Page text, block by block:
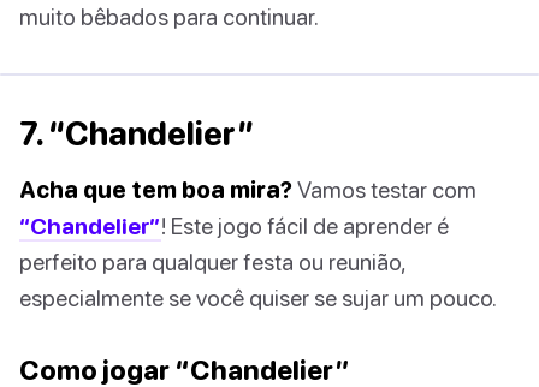
muito bêbados para continuar.
7. “Chandelier”
Acha que tem boa mira?Vamos testar com
“Chandelier”! Este jogo fácil de aprender é
perfeito para qualquer festa ou reunião,
especialmente se você quiser se sujar um pouco.
Como jogar “Chandelier”